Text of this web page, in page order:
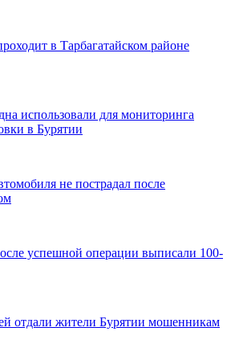
в Тарбагатайском районе
использовали для мониторинга
в Бурятии
не пострадал после
успешной операции выписали 100-
отдали жители Бурятии мошенникам